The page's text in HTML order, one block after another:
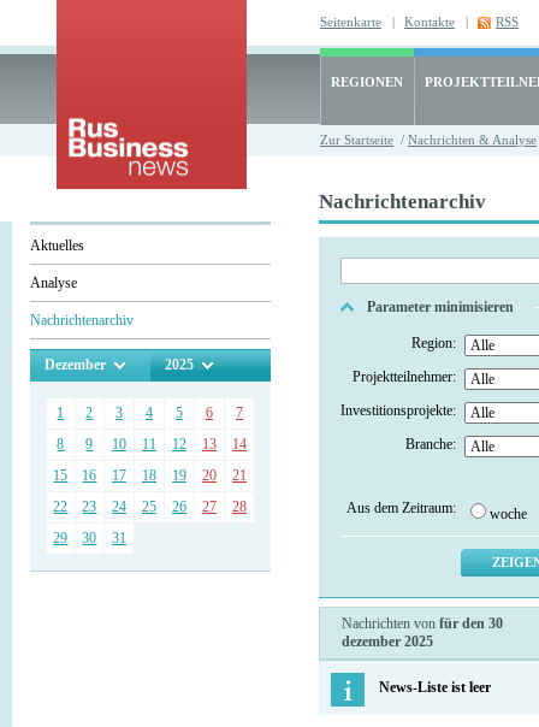
Seitenkarte | Kontakte | RSS
REGIONEN
Zur Startseite / Nachrichten & Analyse
Aktuelles
Analyse
Nachrichtenarchiv
Dezember 2025
1 2 3 4 5 6
7
8
9 10 11 12 13
14
15
16 17 18 19 20
21
22
23 24 25 26 27
28
29
30 31
Nachrichtenarchiv
Parameter minimisieren
Region:
Projektteilnehmer:
Investitionsprojekte:
Branche:
Aus dem Zeitraum: woche
Nachrichten von für den 30
dezember 2025
News-Liste ist leer